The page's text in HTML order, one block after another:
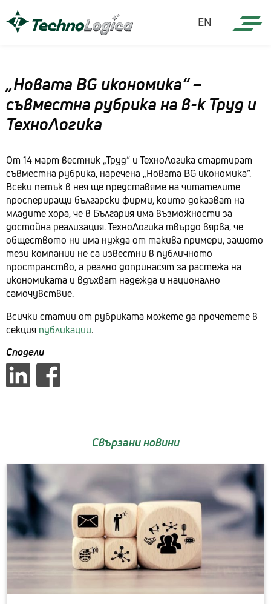
EN
„Новата BG икономика“ –
съвместна рубрика на в-к Труд и
ТехноЛогика
От 14 март вестник „Труд“ и ТехноЛогика стартират
съвместна рубрика, наречена „Новата BG икономика“.
Всеки петък в нея ще представяме на читателите
проспериращи български фирми, които доказват на
младите хора, че в България има възможности за
достойна реализация. ТехноЛогика твърдо вярва, че
обществото ни има нужда от такива примери, защото
тези компании не са известни в публичното
пространство, а реално допринасят за растежа на
икономиката и вдъхват надежда и национално
самочувствие.
Всички статии от рубриката можете да прочетете в
секция публикации.
Сподели
Свързани новини